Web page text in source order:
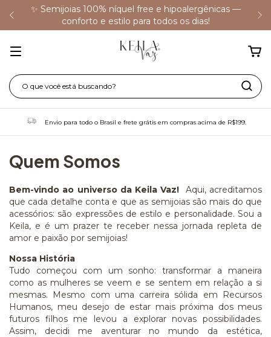
✨ Semijoias 100% níquel free e hipoalergênicas —
conforto e estilo para todos os dias!
Envio para todo o Brasil e frete grátis em compras acima de R$199.
Quem Somos
Bem-vindo ao universo da Keila Vaz! Aqui, acreditamos
que cada detalhe conta e que as semijoias são mais do que
acessórios: são expressões de estilo e personalidade. Sou a
Keila, e é um prazer te receber nessa jornada repleta de
amor e paixão por semijoias!
Nossa História
Tudo começou com um sonho: transformar a maneira
como as mulheres se veem e se sentem em relação a si
mesmas. Mesmo com uma carreira sólida em Recursos
Humanos, meu desejo de estar mais próxima dos meus
futuros filhos me levou a explorar novas possibilidades.
Assim, decidi me aventurar no mundo da estética,